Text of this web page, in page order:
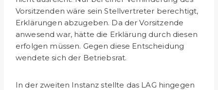
Vorsitzenden wäre sein Stellvertreter berechtigt,
Erklärungen abzugeben. Da der Vorsitzende
anwesend war, hätte die Erklärung durch diesen
erfolgen müssen. Gegen diese Entscheidung
wendete sich der Betriebsrat.
In der zweiten Instanz stellte das LAG hingegen